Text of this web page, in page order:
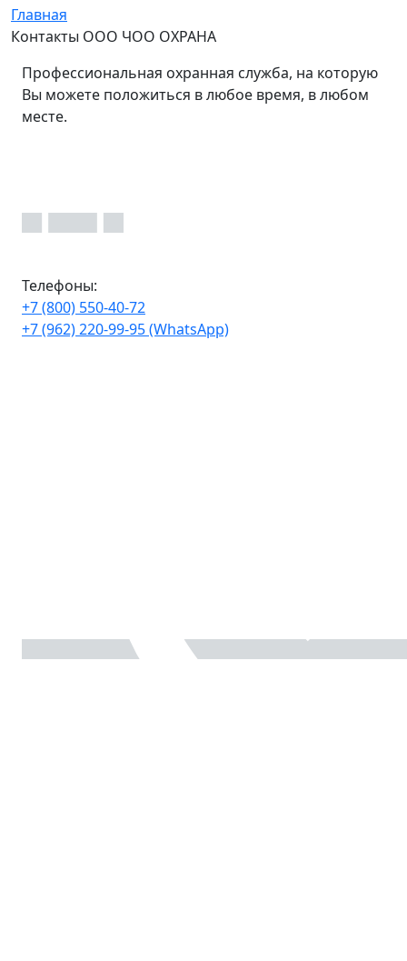
Главная
Контакты ООО ЧОО ОХРАНА
Профессиональная охранная служба, на которую
Вы можете положиться в любое время, в любом
месте.
Телефоны:
+7 (800) 550-40-72
+7 (962) 220-99-95 (WhatsApp)